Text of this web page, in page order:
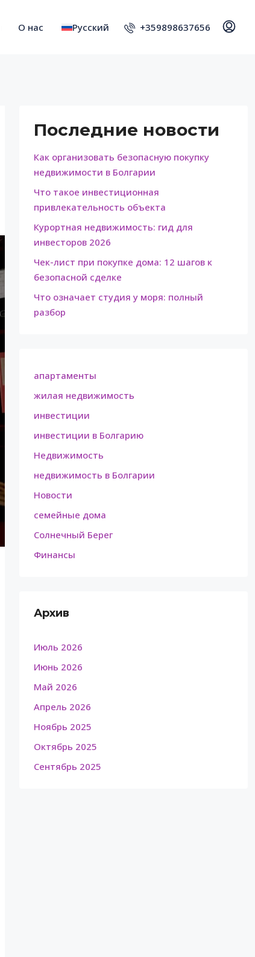
О нас Русский +359898637656
Последние новости
Как организовать безопасную покупку
недвижимости в Болгарии
Что такое инвестиционная
привлекательность объекта
Курортная недвижимость: гид для
инвесторов 2026
Чек-лист при покупке дома: 12 шагов к
безопасной сделке
Что означает студия у моря: полный
разбор
апартаменты
жилая недвижимость
инвестиции
инвестиции в Болгарию
Недвижимость
недвижимость в Болгарии
Новости
семейные дома
Солнечный Берег
Финансы
Архив
Июль 2026
Июнь 2026
Май 2026
Апрель 2026
Ноябрь 2025
Октябрь 2025
Сентябрь 2025